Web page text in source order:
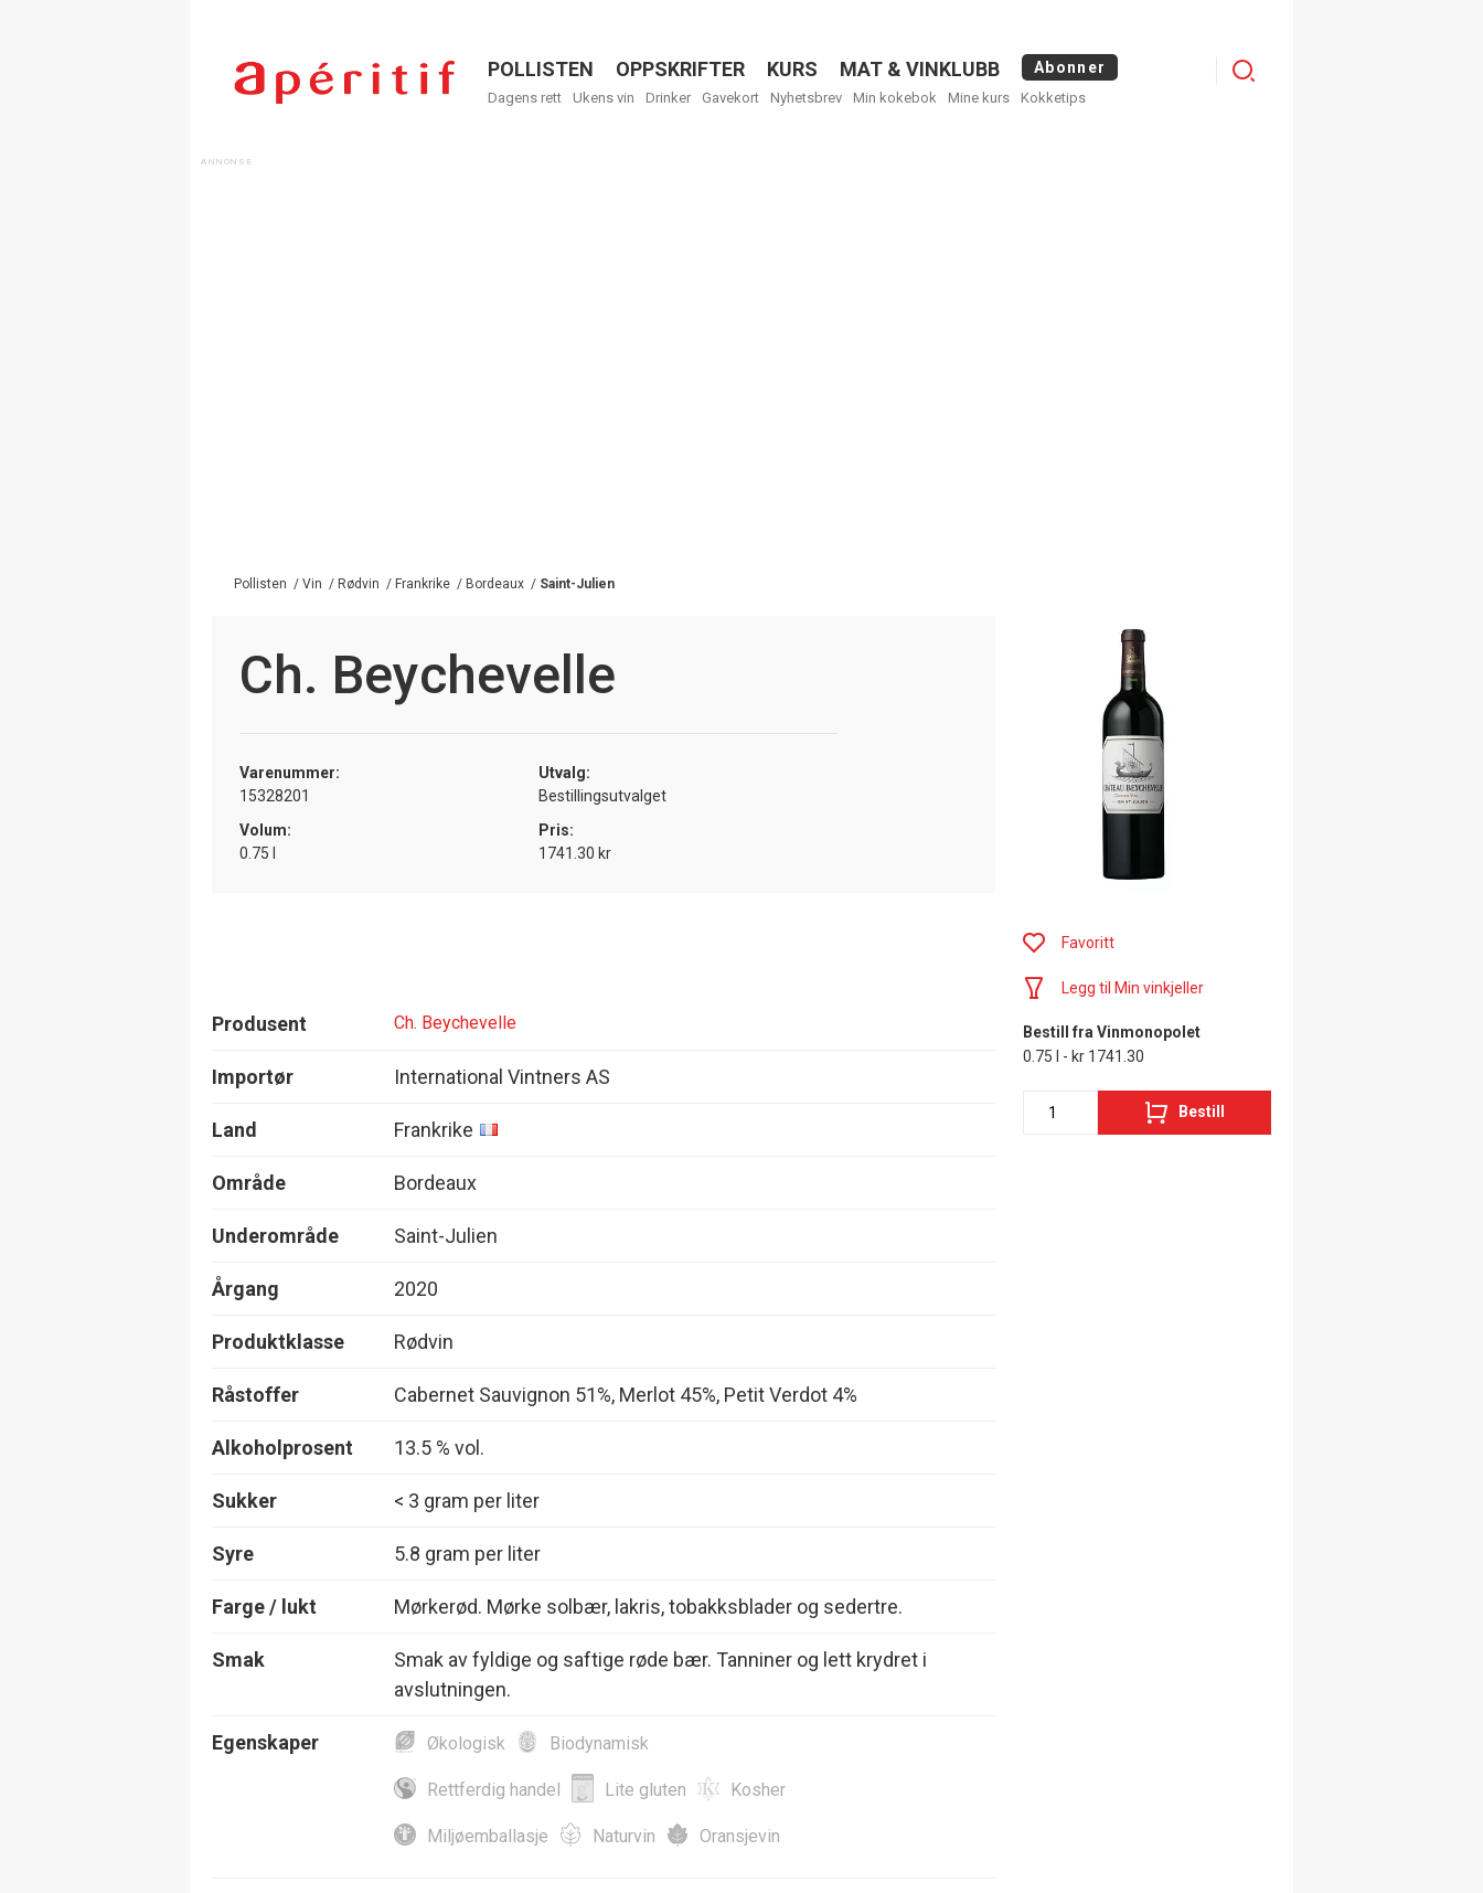
Menu
POLLISTEN OPPSKRIFTER KURS MAT & VINKLUBB Abonner
Dagens rett Ukens vin Drinker Gavekort Nyhetsbrev Min kokebok Mine kurs Kokketips
Menu
Pollisten / Vin / Rødvin / Frankrike / Bordeaux / Saint-Julien
Ch. Beychevelle
Varenummer:
15328201
Utvalg:
Bestillingsutvalget
Volum:
0.75 l
Pris:
1741.30 kr
Produsent Ch. Beychevelle
Importør International Vintners AS
Land Frankrike
Område Bordeaux
Underområde Saint-Julien
Årgang 2020
Produktklasse Rødvin
Råstoffer Cabernet Sauvignon 51%, Merlot 45%, Petit Verdot 4%
Alkoholprosent 13.5 % vol.
Sukker < 3 gram per liter
Syre 5.8 gram per liter
Farge / lukt Mørkerød. Mørke solbær, lakris, tobakksblader og sedertre.
Smak
Smak av fyldige og saftige røde bær. Tanniner og lett krydret i
avslutningen.
Egenskaper Økologisk Biodynamisk
Rettferdig handel Lite gluten Kosher
Miljøemballasje Naturvin Oransjevin
Favoritt
Legg til Min vinkjeller
Bestill fra Vinmonopolet
0.75 l - kr 1741.30
Bestill